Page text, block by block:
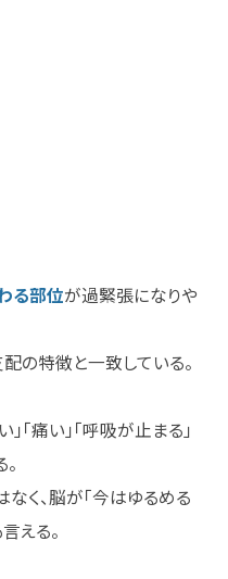
る部位が過緊張になりや
の特徴と一致している。
「痛い」「呼吸が止まる」
く、脳が「今はゆるめる
える。